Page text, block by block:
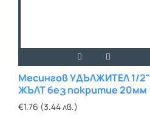
Месингов УДЪЛЖИТЕЛ 1/2"
ЖЪЛТ без покритие 20мм
€1.76 (3.44 лв.)